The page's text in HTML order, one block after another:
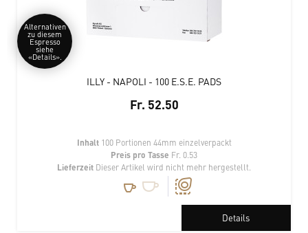
Alternativen
zu diesem
Espresso
siehe
«Details».
ILLY - NAPOLI - 100 E.S.E. PADS
Fr. 52.50
Inhalt 100 Portionen 44mm einzelverpackt
Preis pro Tasse Fr. 0.53
Lieferzeit Dieser Artikel wird nicht mehr hergestellt.
Details